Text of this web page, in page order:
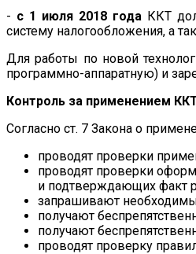
- с 1 июля 2018 года ККТ
систему налогообложения, а
Для работы по новой
программно-аппаратную) и
Контроль за применением
Согласно ст. 7 Закона о
проводят проверки
проводят проверки
и подтверждающих факт
запрашивают
получают
получают
проводят проверку